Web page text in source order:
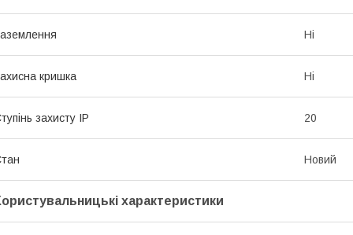
Ні
кришка Ні
захисту IP 20
Новий
характеристики